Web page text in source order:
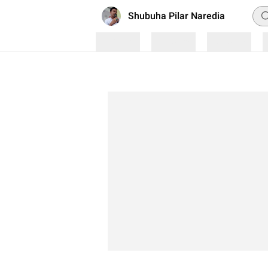
Shubuha Pilar Naredia